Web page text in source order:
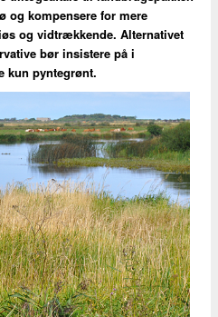
kompensere for mere
og vidtrækkende. Alternativet
bør insistere på i
kun pyntegrønt.